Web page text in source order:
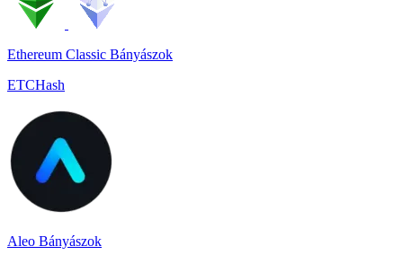
Ethereum Classic Bányászok
ETCHash
Aleo Bányászok